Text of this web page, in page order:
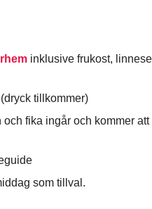
inklusive frukost,
tillkommer)
fika ingår och kommer att
som tillval.